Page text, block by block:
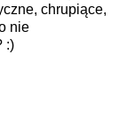
chrupiące,
nie
:)